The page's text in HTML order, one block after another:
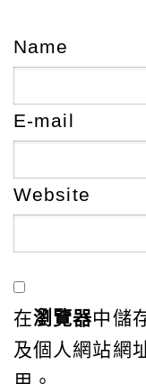
Name
E-mail
Website
在瀏覽器中儲
及個人網站網